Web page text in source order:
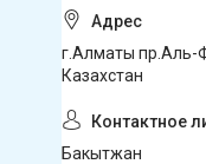
г.Алматы пр.Аль-
Казахстан
Бакытжан